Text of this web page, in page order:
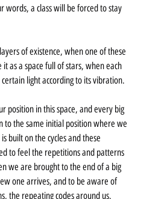
words, a class will be forced to stay
of existence, when one of these
it as a space full of stars, when each
light according to its vibration.
position in this space, and every big
to the same initial position where we
built on the cycles and these
to feel the repetitions and patterns
we are brought to the end of a big
one arrives, and to be aware of
the repeating codes around us.